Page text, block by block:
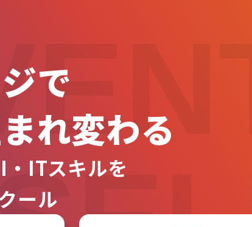
で
れ変わる
ITスキルを
ール